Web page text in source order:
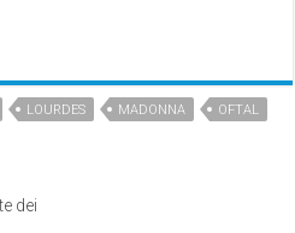
LOURDES MADONNA
OFTAL
dei